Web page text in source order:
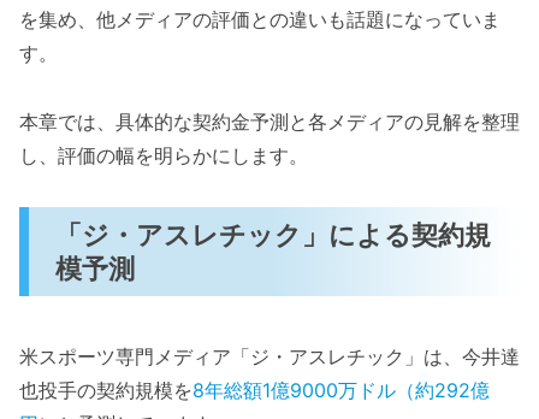
を集め、他メディアの評価との違いも話題になっていま
す。
本章では、具体的な契約金予測と各メディアの見解を整理
し、評価の幅を明らかにします。
「ジ・アスレチック」による契約規
模予測
米スポーツ専門メディア「ジ・アスレチック」は、今井達
也投手の契約規模を8年総額1億9000万ドル（約292億